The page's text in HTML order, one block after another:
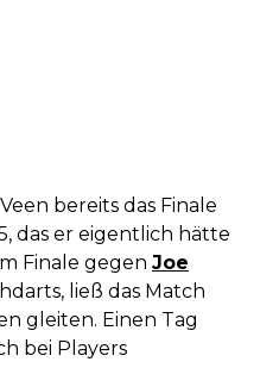
bereits das Finale
das er eigentlich hätte
Finale gegen Joe
ließ das Match
gleiten. Einen Tag
bei Players